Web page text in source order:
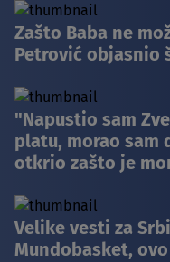
Zašto Baba ne
Petrović objasnio
"Napustio sam
platu, morao sam
otkrio zašto je
Velike vesti za
Mundobasket,